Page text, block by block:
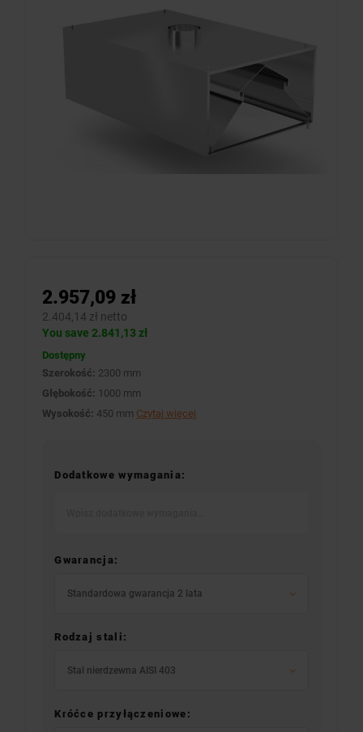
2.957,09 zł
2.404,14 zł netto
You save 2.841,13 zł
Dostępny
Szerokość: 2300 mm
Głębokość: 1000 mm
Wysokość: 450 mm Czytaj więcej
Dodatkowe wymagania:
Gwarancja:
Standardowa gwarancja 2 lata
Rodzaj stali:
Stal nierdzewna AISI 403
Króćce przyłączeniowe: